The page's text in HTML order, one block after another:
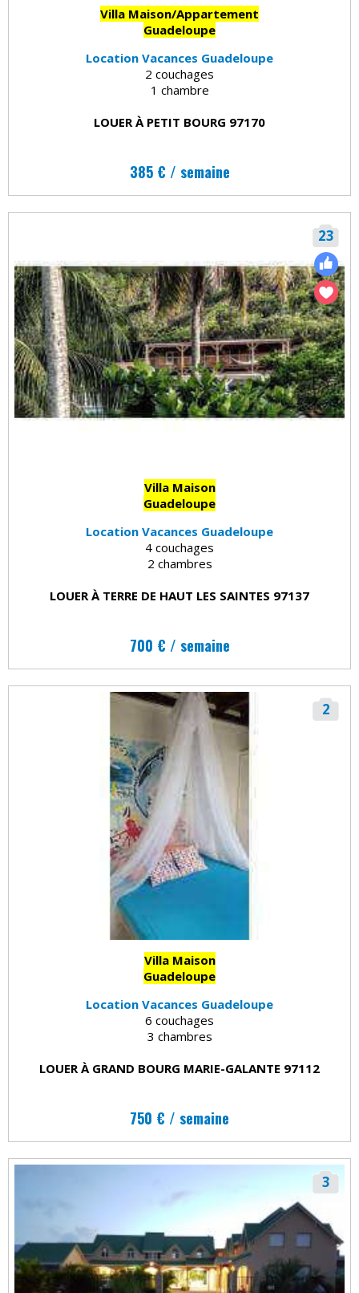
Villa Maison/Appartement
Guadeloupe
Location Vacances Guadeloupe
2 couchages
1 chambre
LOUER À PETIT BOURG 97170
385 € / semaine
23
Villa Maison
Guadeloupe
Location Vacances Guadeloupe
4 couchages
2 chambres
LOUER À TERRE DE HAUT LES SAINTES 97137
700 € / semaine
2
Villa Maison
Guadeloupe
Location Vacances Guadeloupe
6 couchages
3 chambres
LOUER À GRAND BOURG MARIE-GALANTE 97112
750 € / semaine
3